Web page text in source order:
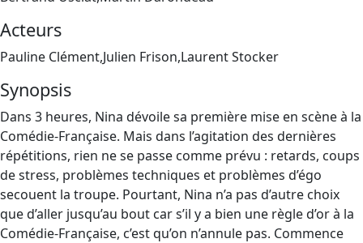
Acteurs
Pauline Clément,Julien Frison,Laurent Stocker
Synopsis
Dans 3 heures, Nina dévoile sa première mise en scène à la
Comédie-Française. Mais dans l’agitation des dernières
répétitions, rien ne se passe comme prévu : retards, coups
de stress, problèmes techniques et problèmes d’égo
secouent la troupe. Pourtant, Nina n’a pas d’autre choix
que d’aller jusqu’au bout car s’il y a bien une règle d’or à la
Comédie-Française, c’est qu’on n’annule pas. Commence